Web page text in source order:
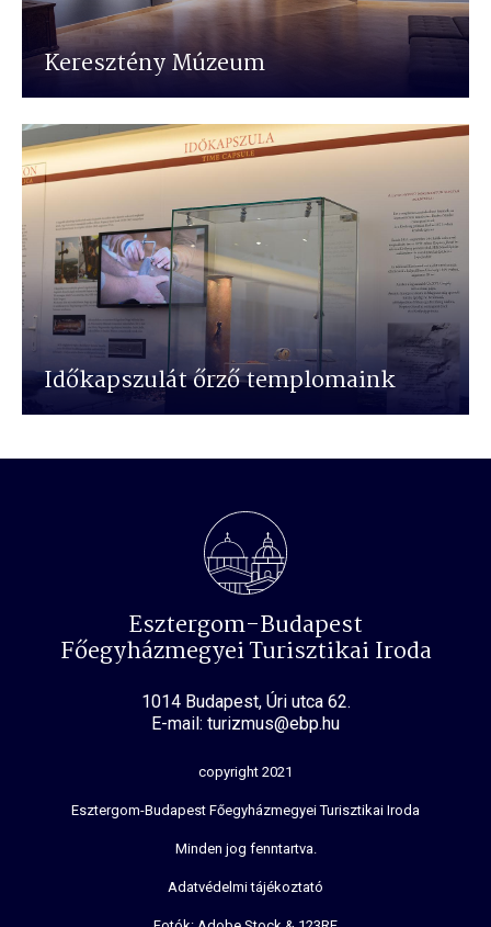
Keresztény Múzeum
Időkapszulát őrző templomaink
Esztergom-Budapest
Főegyházmegyei Turisztikai Iroda
1014 Budapest, Úri utca 62.
E-mail: turizmus@ebp.hu
copyright 2021
Esztergom-Budapest Főegyházmegyei Turisztikai Iroda
Minden jog fenntartva.
Adatvédelmi tájékoztató